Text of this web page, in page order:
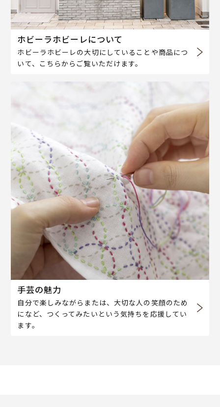
ホビーラホビーレについて
ホビーラホビーレの大切にしていることや商品につ
いて、こちらからご覧いただけます。
手芸の魅力
自分で楽しみながらまたは、大切な人の笑顔のため
になど、つくってみたいという気持ちを応援してい
ます。